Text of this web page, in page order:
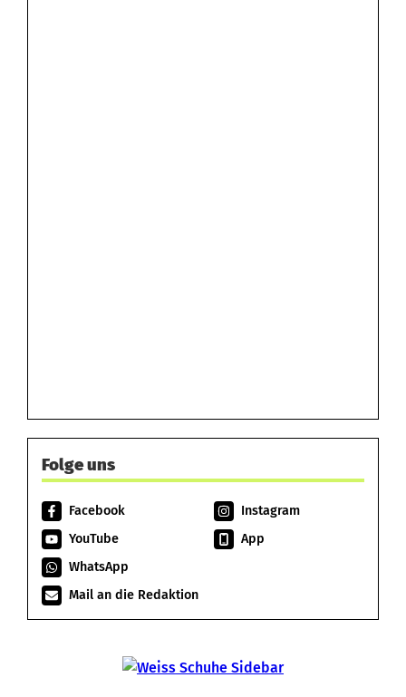
Folge uns
Facebook
Instagram
YouTube
App
WhatsApp
Mail an die Redaktion